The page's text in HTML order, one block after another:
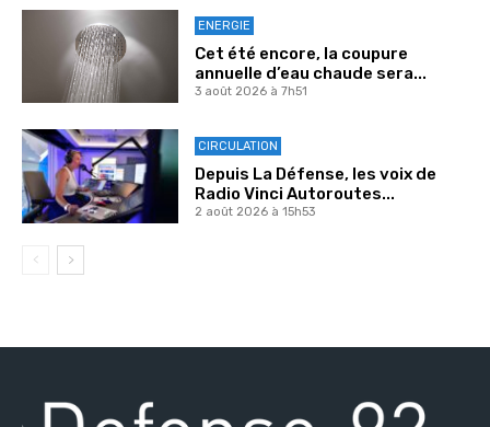
ENERGIE
Cet été encore, la coupure
annuelle d’eau chaude sera...
3 août 2026 à 7h51
CIRCULATION
Depuis La Défense, les voix de
Radio Vinci Autoroutes...
2 août 2026 à 15h53